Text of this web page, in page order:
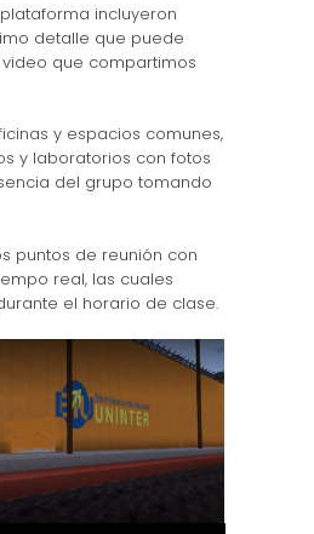
incluyeron
detalle que puede
que compartimos
y espacios comunes,
y laboratorios con fotos
del grupo tomando
puntos de reunión con
real, las cuales
el horario de clase.